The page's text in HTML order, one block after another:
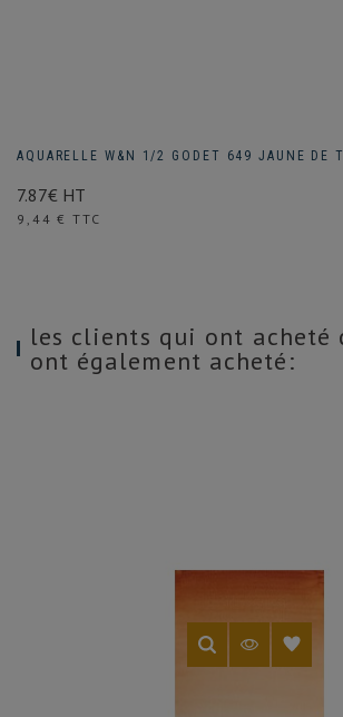
AQUARELLE W&N 1/2 GODET 649 JAUNE DE
7.87€ HT
Prix
9,44 € TTC
les clients qui ont acheté
ont également acheté: